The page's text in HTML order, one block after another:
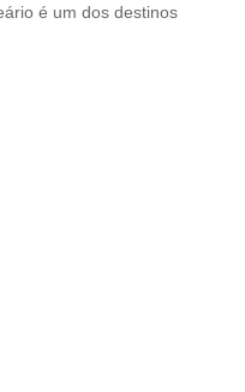
é um dos destinos